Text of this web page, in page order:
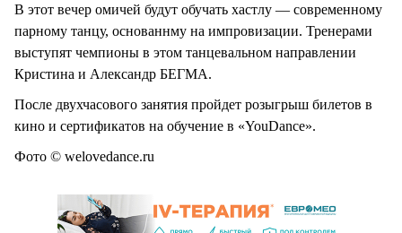
В этот вечер омичей будут обучать хастлу — современному
парному танцу, основаннму на импровизации. Тренерами
выступят чемпионы в этом танцевальном направлении
Кристина и Александр БЕГМА.
После двухчасового занятия пройдет розыгрыш билетов в
кино и сертификатов на обучение в «YouDance».
Фото © welovedance.ru